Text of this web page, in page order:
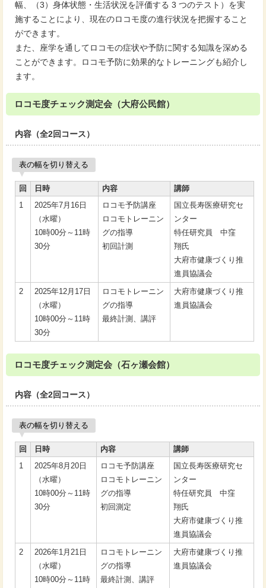
幅、（3）身体状態・生活状況を評価する 3 つのテスト）を実
施することにより、現在のロコモ度の進行状況を把握すること
ができます。
また、座学を通してロコモの症状や予防に関する知識を深める
ことができます。ロコモ予防に効果的なトレーニングも紹介し
ます。
ロコモ度チェック測定会（大府公民館）
内容（全2回コース）
表の幅を切り替える
回 日時 内容
講師
1
2025年7月16日
（水曜）
10時00分～11時
30分
ロコモ予防講座
ロコモトレーニン
グの指導
初回計測
国立長寿医療研究セ
ンター
特任研究員 中窪
翔氏
大府市健康づくり推
進員協議会
2
2025年12月17日
（水曜）
10時00分～11時
30分
ロコモトレーニン
グの指導
最終計測、講評
大府市健康づくり推
進員協議会
ロコモ度チェック測定会（石ヶ瀬会館）
内容（全2回コース）
表の幅を切り替える
回 日時 内容
講師
1
2025年8月20日
（水曜）
10時00分～11時
30分
ロコモ予防講座
ロコモトレーニン
グの指導
初回測定
国立長寿医療研究セ
ンター
特任研究員 中窪
翔氏
大府市健康づくり推
進員協議会
2
2026年1月21日
（水曜）
10時00分～11時
ロコモトレーニン
グの指導
最終計測、講評
大府市健康づくり推
進員協議会